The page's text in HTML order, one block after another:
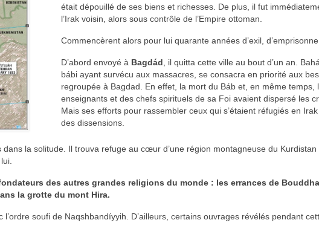
était dépouillé de ses biens et richesses. De plus, il fut
l’Irak voisin, alors sous contrôle de l’Empire ottoman.
Commencèrent alors pour lui quarante années d’exil,
D’abord envoyé à Bagdád , il quitta cette ville au bout d’un an.
bábi ayant survécu aux massacres, se consacra en priorité aux
regroupée à Bagdad. En effet, la mort du Báb et, en même
enseignants et des chefs spirituels de sa Foi avaient dispersé les
Mais ses efforts pour rassembler ceux qui s’étaient réfugiés en
des dissensions.
dans la solitude. Il trouva refuge au cœur d’une région montagneuse du
des autres grandes religions du monde : les errances de
la grotte du mont Hira.
l’ordre soufi de Naqshbandíyyih. D’ailleurs, certains ouvrages révélés pendant